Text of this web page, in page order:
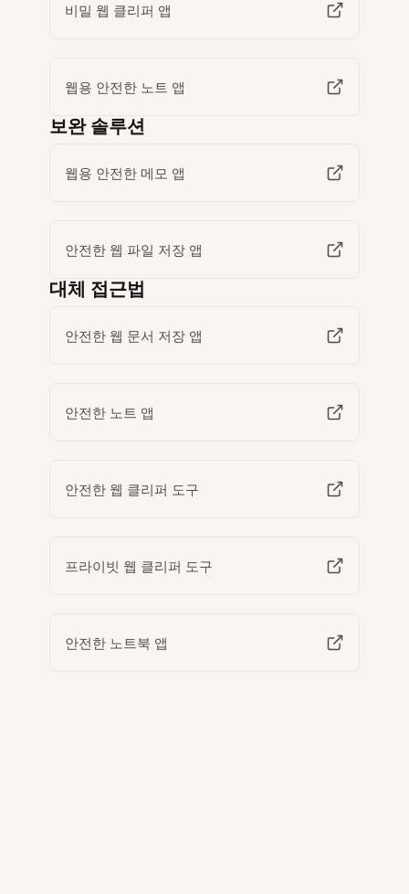
비밀 웹 클리퍼 앱
웹용 안전한 노트 앱
보완 솔루션
웹용 안전한 메모 앱
안전한 웹 파일 저장 앱
대체 접근법
안전한 웹 문서 저장 앱
안전한 노트 앱
안전한 웹 클리퍼 도구
프라이빗 웹 클리퍼 도구
안전한 노트북 앱